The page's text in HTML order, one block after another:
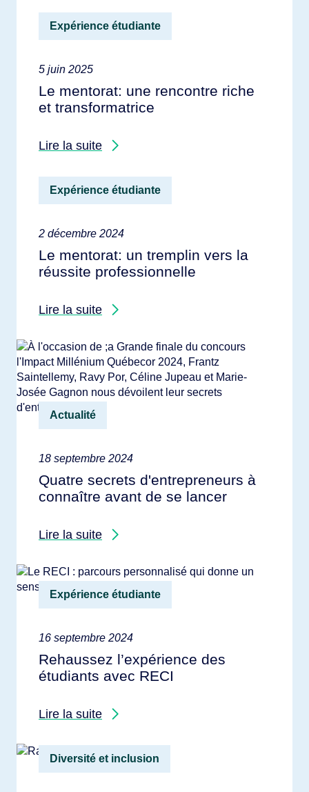
Expérience étudiante
5 juin 2025
Le mentorat: une rencontre riche
et transformatrice
Lire la suite
Expérience étudiante
2 décembre 2024
Le mentorat: un tremplin vers la
réussite professionnelle
Lire la suite
Actualité
18 septembre 2024
Quatre secrets d'entrepreneurs à
connaître avant de se lancer
Lire la suite
Expérience étudiante
16 septembre 2024
Rehaussez l’expérience des
étudiants avec RECI
Lire la suite
Diversité et inclusion